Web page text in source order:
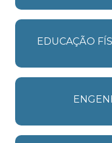
EDUCAÇÃO